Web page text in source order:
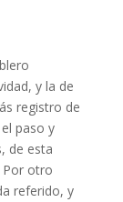
y la de
registro de
paso y
de esta
Por otro
referido, y